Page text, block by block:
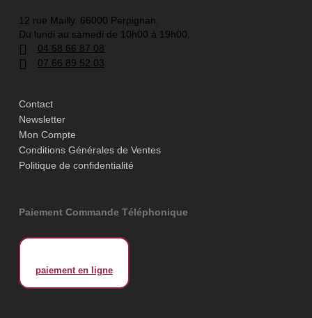
12 rue Mailly. 66000 Perpignan.
Du lundi au samedi de 10h00 à 19h00.
04 68 66 87 08
07 66 89 52 03
Contact
Newsletter
Mon Compte
Conditions Générales de Ventes
Politique de confidentialité
Paiement Commande Téléphonique